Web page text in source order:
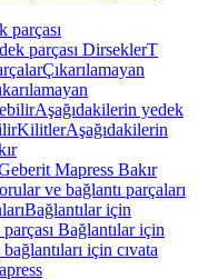
parçası
parçası DirseklerT
Çıkarılamayan
Aşağıdakilerin yedek
KilitlerAşağıdakilerin
Mapress Bakır
ve bağlantı parçaları
Bağlantılar için
Bağlantılar için
için cıvata